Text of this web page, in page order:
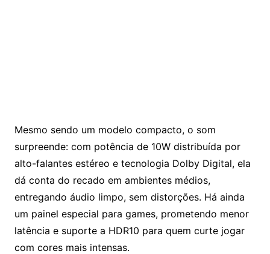
Mesmo sendo um modelo compacto, o som
surpreende: com potência de 10W distribuída por
alto-falantes estéreo e tecnologia Dolby Digital, ela
dá conta do recado em ambientes médios,
entregando áudio limpo, sem distorções. Há ainda
um painel especial para games, prometendo menor
latência e suporte a HDR10 para quem curte jogar
com cores mais intensas.